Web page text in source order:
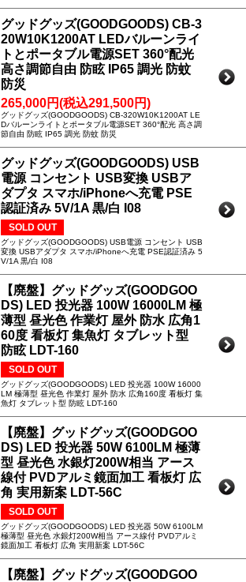
グッドグッズ(GOODGOODS) CB-3
20W10K1200AT LEDバルーンライ
トとポータブル電源SET 360°配光
高さ調節自由 防眩 IP65 調光 防蚊
防災
265,000円(税込291,500円)
グッドグッズ(GOODGOODS) CB-320W10K1200AT LE
Dバルーンライトとポータブル電源SET 360°配光 高さ調
節自由 防眩 IP65 調光 防蚊 防災
グッドグッズ(GOODGOODS) USB
電源 コンセント USB変換 USBア
ダプタ スマホ/iPhoneへ充電 PSE
認証済み 5V/1A 黒/白 I08
SOLD OUT
グッドグッズ(GOODGOODS) USB電源 コンセント USB
変換 USBアダプタ スマホ/iPhoneへ充電 PSE認証済み 5
V/1A 黒/白 I08
【廃盤】グッドグッズ(GOODGOO
DS) LED 投光器 100W 16000LM 極
薄型 昼光色 作業灯 屋外 防水 広角1
60度 看板灯 集魚灯 タブレット型
防眩 LDT-160
SOLD OUT
グッドグッズ(GOODGOODS) LED 投光器 100W 16000
LM 極薄型 昼光色 作業灯 屋外 防水 広角160度 看板灯 集
魚灯 タブレット型 防眩 LDT-160
【廃盤】グッドグッズ(GOODGOO
DS) LED 投光器 50W 6100LM 極薄
型 昼光色 水銀灯200W相当 アース
線付 PVDアルミ鏡面加工 看板灯 広
角 実用新案 LDT-56C
SOLD OUT
グッドグッズ(GOODGOODS) LED 投光器 50W 6100LM
極薄型 昼光色 水銀灯200W相当 アース線付 PVDアルミ
鏡面加工 看板灯 広角 実用新案 LDT-56C
【廃盤】グッドグッズ(GOODGOO